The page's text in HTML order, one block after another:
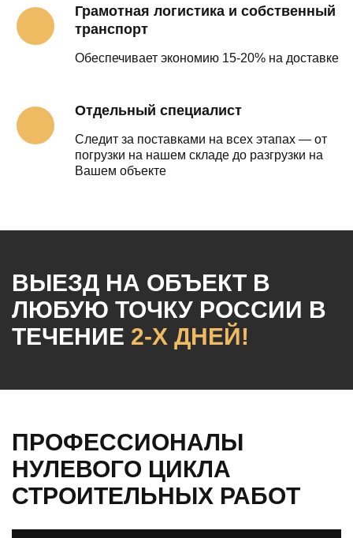
Грамотная логистика и собственный
транспорт
Обеспечивает экономию 15-20% на доставке
Отдельный специалист
Следит за поставками на всех этапах — от
погрузки на нашем складе до разгрузки на
Вашем объекте
ВЫЕЗД НА ОБЪЕКТ В
ЛЮБУЮ ТОЧКУ РОССИИ В
ТЕЧЕНИЕ 2-Х ДНЕЙ!
ПРОФЕССИОНАЛЫ
НУЛЕВОГО ЦИКЛА
СТРОИТЕЛЬНЫХ РАБОТ